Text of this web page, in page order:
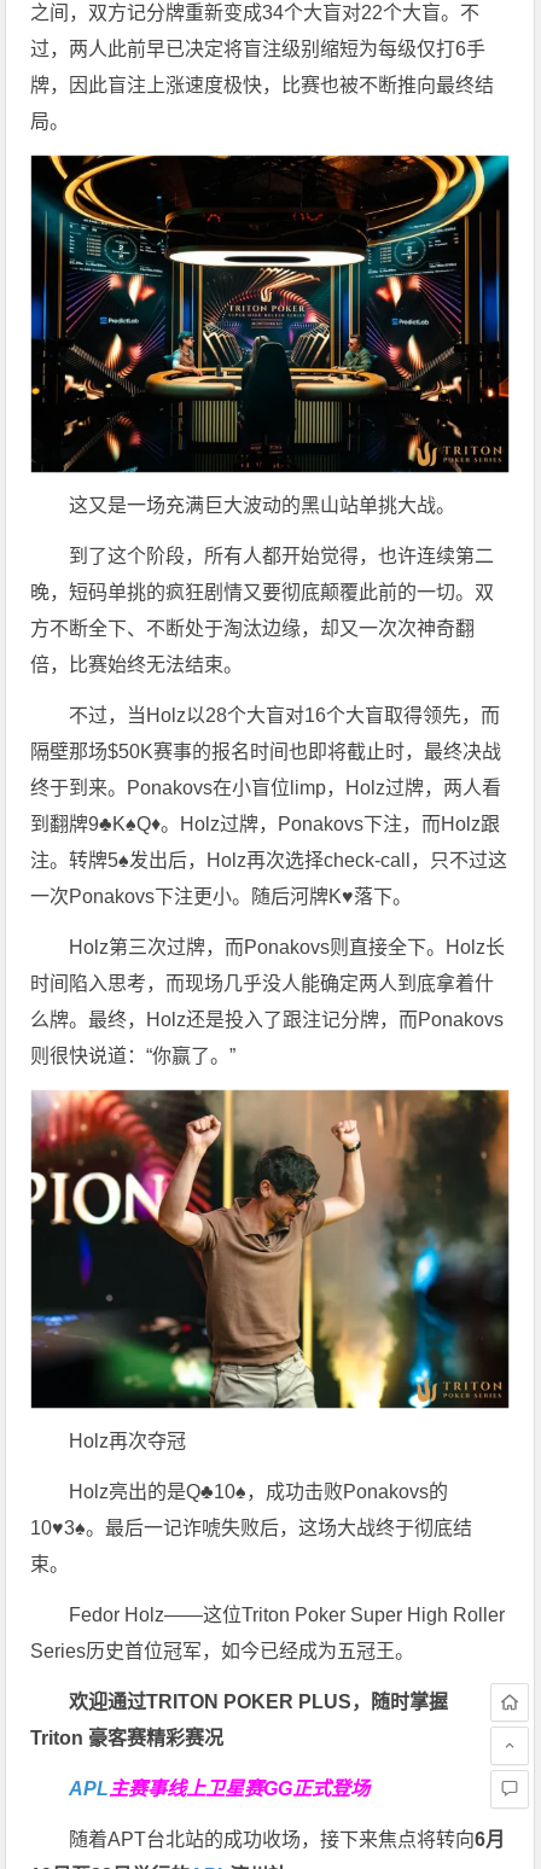
之间，双方记分牌重新变成34个大盲对22个大盲。不
过，两人此前早已决定将盲注级别缩短为每级仅打6手
牌，因此盲注上涨速度极快，比赛也被不断推向最终结
局。
这又是一场充满巨大波动的黑山站单挑大战。
到了这个阶段，所有人都开始觉得，也许连续第二
晚，短码单挑的疯狂剧情又要彻底颠覆此前的一切。双
方不断全下、不断处于淘汰边缘，却又一次次神奇翻
倍，比赛始终无法结束。
不过，当Holz以28个大盲对16个大盲取得领先，而
隔壁那场$50K赛事的报名时间也即将截止时，最终决战
终于到来。Ponakovs在小盲位limp，Holz过牌，两人看
到翻牌9♣K♠Q♦。Holz过牌，Ponakovs下注，而Holz跟
注。转牌5♠发出后，Holz再次选择check-call，只不过这
一次Ponakovs下注更小。随后河牌K♥落下。
Holz第三次过牌，而Ponakovs则直接全下。Holz长
时间陷入思考，而现场几乎没人能确定两人到底拿着什
么牌。最终，Holz还是投入了跟注记分牌，而Ponakovs
则很快说道：“你赢了。”
Holz再次夺冠
Holz亮出的是Q♣10♠，成功击败Ponakovs的
10♥3♠。最后一记诈唬失败后，这场大战终于彻底结
束。
Fedor Holz——这位Triton Poker Super High Roller
Series历史首位冠军，如今已经成为五冠王。
欢迎通过TRITON POKER PLUS，随时掌握
Triton 豪客赛精彩赛况
APL 主赛事线上卫星赛GG正式登场
随着APT台北站的成功收场，接下来焦点将转向6月